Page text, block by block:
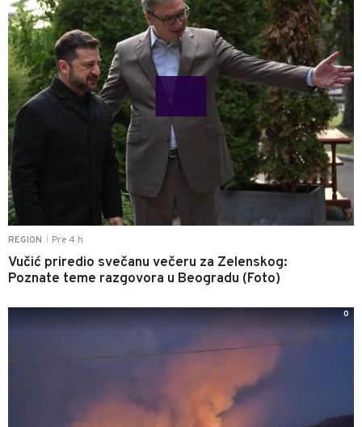
REGION Pre 4 h
Vučić priredio svečanu večeru za Zelenskog:
Poznate teme razgovora u Beogradu (Foto)
0